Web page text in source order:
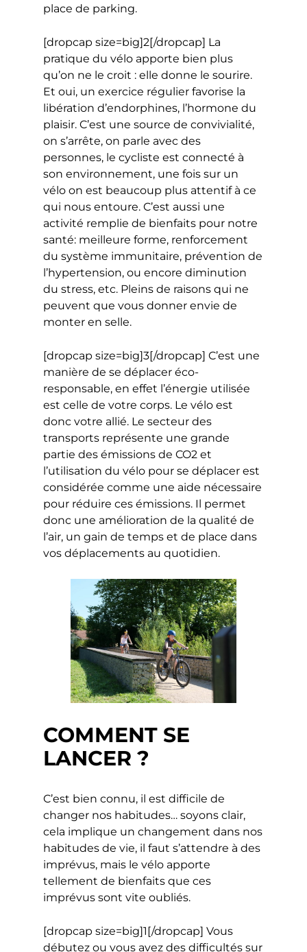
place de parking.
[dropcap size=big]2[/dropcap] La
pratique du vélo apporte bien plus
qu’on ne le croit : elle donne le sourire.
Et oui, un exercice régulier favorise la
libération d’endorphines, l’hormone du
plaisir. C’est une source de convivialité,
on s’arrête, on parle avec des
personnes, le cycliste est connecté à
son environnement, une fois sur un
vélo on est beaucoup plus attentif à ce
qui nous entoure. C’est aussi une
activité remplie de bienfaits pour notre
santé: meilleure forme, renforcement
du système immunitaire, prévention de
l’hypertension, ou encore diminution
du stress, etc. Pleins de raisons qui ne
peuvent que vous donner envie de
monter en selle.
[dropcap size=big]3[/dropcap] C’est une
manière de se déplacer éco-
responsable, en effet l’énergie utilisée
est celle de votre corps. Le vélo est
donc votre allié. Le secteur des
transports représente une grande
partie des émissions de CO2 et
l’utilisation du vélo pour se déplacer est
considérée comme une aide nécessaire
pour réduire ces émissions. Il permet
donc une amélioration de la qualité de
l’air, un gain de temps et de place dans
vos déplacements au quotidien.
COMMENT SE
LANCER ?
C’est bien connu, il est difficile de
changer nos habitudes… soyons clair,
cela implique un changement dans nos
habitudes de vie, il faut s’attendre à des
imprévus, mais le vélo apporte
tellement de bienfaits que ces
imprévus sont vite oubliés.
[dropcap size=big]1[/dropcap] Vous
débutez ou vous avez des difficultés sur